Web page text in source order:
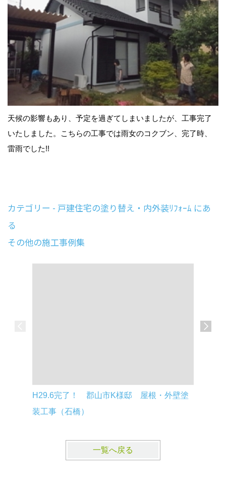
天候の影響もあり、予定を過ぎてしまいましたが、工事完了
いたしました。こちらの工事では雨女のコクブン、完了時、
雷雨でした!!
カテゴリー - 戸建住宅の塗り替え・内外装ﾘﾌｫｰﾑ にあ
る
その他の施工事例集
H29.6完了！ 郡山市K様邸 屋根・外壁塗
装工事（石橋）
一覧へ戻る